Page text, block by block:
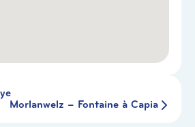
Morlanwelz – Fontaine à Capia